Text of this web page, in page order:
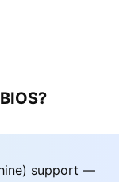
support —